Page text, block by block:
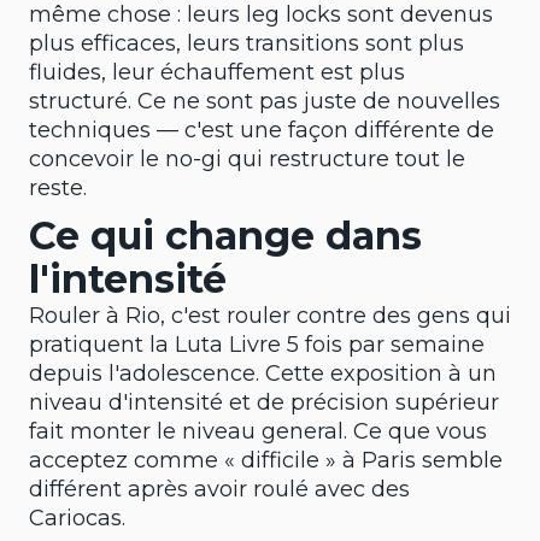
même chose : leurs leg locks sont devenus
plus efficaces, leurs transitions sont plus
fluides, leur échauffement est plus
structuré. Ce ne sont pas juste de nouvelles
techniques — c'est une façon différente de
concevoir le no-gi qui restructure tout le
reste.
Ce qui change dans
l'intensité
Rouler à Rio, c'est rouler contre des gens qui
pratiquent la Luta Livre 5 fois par semaine
depuis l'adolescence. Cette exposition à un
niveau d'intensité et de précision supérieur
fait monter le niveau general. Ce que vous
acceptez comme « difficile » à Paris semble
différent après avoir roulé avec des
Cariocas.